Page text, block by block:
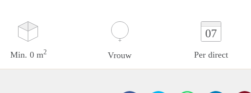
Min. 0 m2 Vrouw
07
Per direct